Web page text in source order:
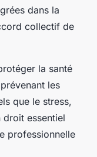
dans la
collectif de
la santé
les
que le stress,
droit essentiel
professionnelle